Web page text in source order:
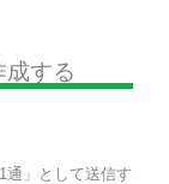
成する
通」として送信す